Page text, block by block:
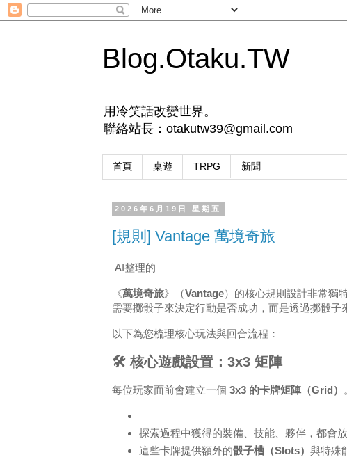
Blog.Otaku.TW
用冷笑話改變世界。
聯絡站長：otakutw39@gmail.com
首頁 桌遊 TRPG 新聞
2026年6月19日 星期五
[規則] Vantage 萬境奇旅
AI整理的
《萬境奇旅》（Vantage）的核心規則設計非常獨
需要擲骰子來決定行動是否成功，而是透過擲骰子
以下為您梳理核心玩法與回合流程：
🛠️ 核心遊戲設置：3x3 矩陣
每位玩家面前會建立一個 3x3 的卡牌矩陣（Grid）
探索過程中獲得的裝備、技能、夥伴，都會
這些卡牌提供額外的骰子槽（Slots） 與特殊